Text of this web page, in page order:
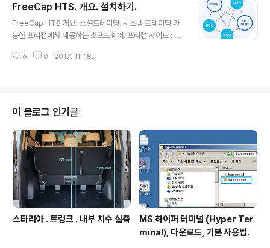
FreeCap HTS. 개요. 설치하기.
FreeCap HTS 개요. 소셜트레이딩. 시스템 트레이딩 가
능한 프리캡에서 제공하는 소프트웨어. 프리캡 사이트 : htt
cafe.naver.com/afreecastock 프리캡 소셜 시스템트
트레이딩 제공자의 신호를 받아서 자동매매가능. - 실주문
은 프리캡 HTS와 제휴된 증권사의 본인 계좌에서 이뤄짐.
- 제휴증권사(2017년 11월 18일 현재) : KR선물, 이베스
트 투자증권, 교보증권, 하나금융투자. F..
6 0 2017. 11. 18.
이 블로그 인기글
스타리아 . 트렁크 . 내부 치수 실측
MS 하이퍼 터미널 (Hyper Ter
minal), 다운로드, 기본 사용법.